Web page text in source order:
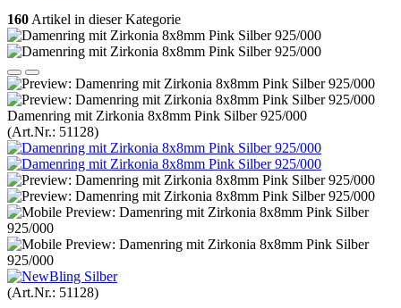
160 Artikel in dieser Kategorie
Damenring mit Zirkonia 8x8mm Pink Silber 925/000
(Art.Nr.: 51128)
(Art.Nr.: 51128)